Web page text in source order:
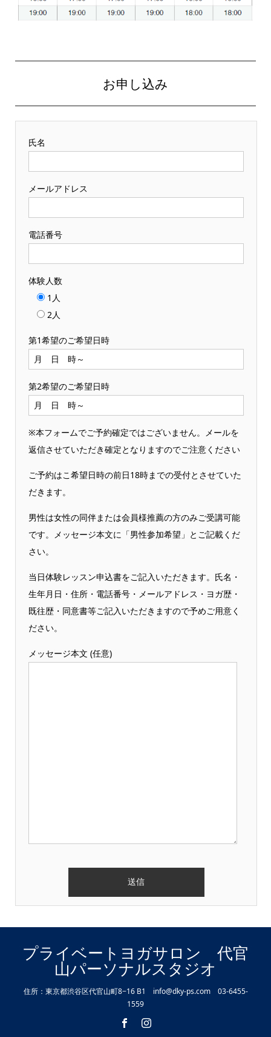
お申し込み
氏名
メールアドレス
電話番号
体験人数
1人
2人
第1希望のご希望日時
第2希望のご希望日時
※本フォームでご予約確定ではございません。メールを
返信させていただき確定となりますのでご注意ください
ご予約はこ希望日時の前日18時までの受付とさせていた
だきます。
男性は女性の同伴または会員様推薦の方のみご受講可能
です。メッセージ本文に「男性参加希望」とご記載くだ
さい。
当日体験レッスン申込書をご記入いただきます。氏名・
生年月日・住所・電話番号・メールアドレス・ヨガ歴・
既往歴・同意書等ご記入いただきますので予めご用意く
ださい。
メッセージ本文 (任意)
プライベートヨガサロン 代官
山パーソナルスタジオ
住所：東京都渋谷区代官山町8−16 B1 info@dky-ps.com 03-6455-
1559